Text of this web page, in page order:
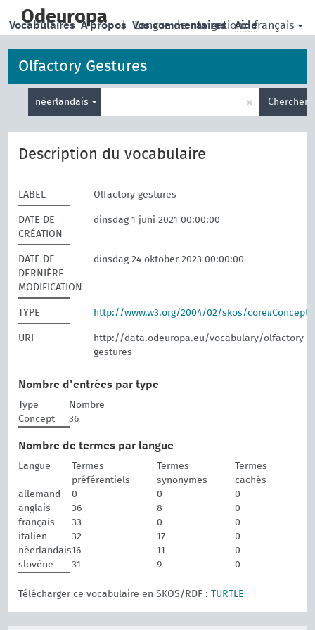
main
Odeuropa | Langue de navigation: français
Vocabulaires À propos Vos commentaires Aide
Olfactory Gestures
néerlandais
de
recherche
× Chercher
Description du vocabulaire
LABEL Olfactory gestures
DATE DE
CRÉATION
dinsdag 1 juni 2021 00:00:00
DATE DE
DERNIÈRE
MODIFICATION
dinsdag 24 oktober 2023 00:00:00
TYPE http://www.w3.org/2004/02/skos/
URI
http://data.odeuropa.eu/vocabulary/olfactory-
gestures
Nombre d'entrées par type
Type
Nombre
Concept
36
Nombre de termes par langue
Langue
Termes
préférentiels
Termes
synonymes
Termes
cachés
allemand
0 0
0
anglais
36 8
0
français
33 0
0
italien
32 17
0
néerlandais16 11
0
slovène
31 9 0
Télécharger ce vocabulaire en SKOS/RDF : TURTLE